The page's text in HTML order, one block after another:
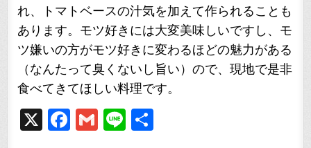
れ、トマトベースの汁気を加えて作られることも
あります。モツ好きには大変美味しいですし、モ
ツ嫌いの方がモツ好きに変わるほどの魅力がある
（なんたって臭くないし旨い）ので、現地で是非
食べてきてほしい料理です。
X F G Li